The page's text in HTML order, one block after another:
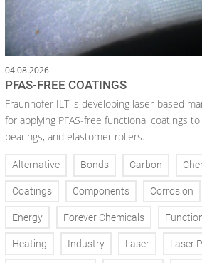
04.08.2026
PFAS-FREE COATINGS
Fraunhofer ILT is developing laser-based
for applying PFAS-free functional coatings
bearings, and elastomer rollers.
Alternative Bonds Carbon
Coatings Components Corrosion
Energy Forever Chemicals
Heating Industry Laser Laser